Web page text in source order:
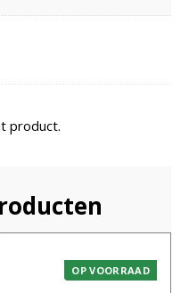
product.
OP VOORRAAD